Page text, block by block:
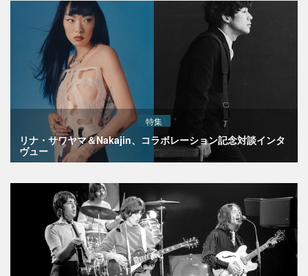
特集
リナ・サワヤマ＆Nakajin、コラボレーション記念対談インタ
ヴュー